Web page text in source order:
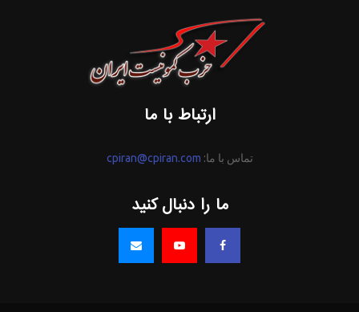
ارتباط با ما
تماس با ما: cpiran@cpiran.com
ما را دنبال کنید